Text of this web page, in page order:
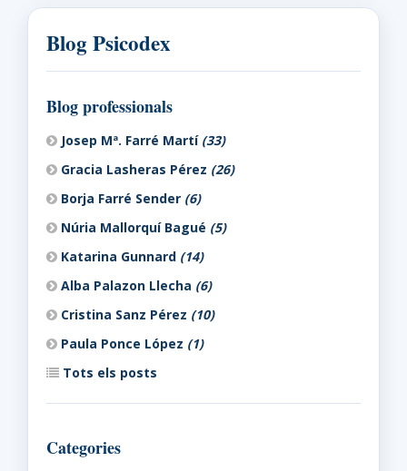
Blog Psicodex
Blog professionals
Josep Mª. Farré Martí (33)
Gracia Lasheras Pérez (26)
Borja Farré Sender (6)
Núria Mallorquí Bagué (5)
Katarina Gunnard (14)
Alba Palazon Llecha (6)
Cristina Sanz Pérez (10)
Paula Ponce López (1)
Tots els posts
Categories